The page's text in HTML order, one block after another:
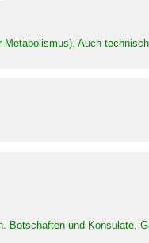
Auch
und Konsulate,